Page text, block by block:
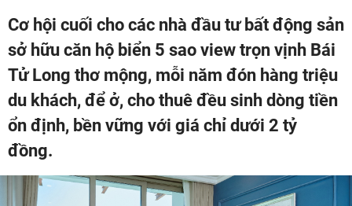
Cơ hội cuối cho các nhà đầu tư bất động sản
sở hữu căn hộ biển 5 sao view trọn vịnh Bái
Tử Long thơ mộng, mỗi năm đón hàng triệu
du khách, để ở, cho thuê đều sinh dòng tiền
ổn định, bền vững với giá chỉ dưới 2 tỷ
đồng.